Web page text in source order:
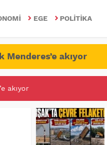
EGE POLITIKA
Menderes’e akıyor